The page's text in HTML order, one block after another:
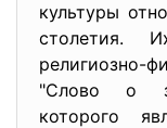
культуры
столетия.
"Слово о
которого